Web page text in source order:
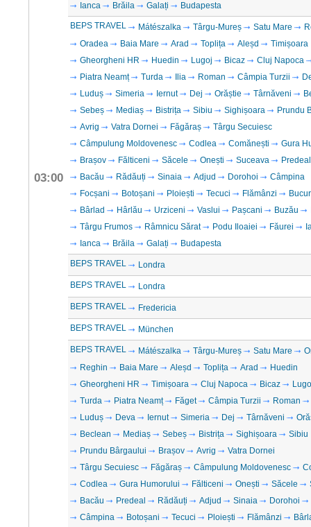
03:00
Ianca
Brăila Galați Budapesta
BEPS TRAVEL Mátészalka Târgu-Mureș Satu Mare
Oradea
Baia Mare Arad Toplița Aleșd
Timișoara
Gheorgheni HR
Huedin Lugoj Bicaz
Cluj Napoca
Piatra Neamț
Turda Ilia Roman Câmpia Turzii
Luduș
Simeria Iernut Dej Orăștie Târnăveni
Sebeș
Mediaș Bistrița Sibiu Sighișoara
Prundu
Avrig
Vatra Dornei Făgăraș
Târgu Secuiesc
Câmpulung Moldovenesc
Codlea Comănești
Gura
Brașov
Fălticeni Săcele Onești Suceava
Predeal
Bacău
Rădăuți Sinaia Adjud Dorohoi
Câmpina
Focșani
Botoșani Ploiești Tecuci Flămânzi
Bârlad
Hârlău Urziceni Vaslui Pașcani Buzău
Târgu Frumos
Râmnicu Sărat Podu Iloaiei Făurei
Ianca
Brăila Galați Budapesta
BEPS TRAVEL Londra
BEPS TRAVEL Londra
BEPS TRAVEL Fredericia
BEPS TRAVEL München
BEPS TRAVEL Mátészalka Târgu-Mureș Satu Mare
Reghin
Baia Mare Aleșd Toplița Arad
Huedin
Gheorgheni HR
Timișoara Cluj Napoca Bicaz
Turda
Piatra Neamț Făget Câmpia Turzii
Roman
Luduș
Deva Iernut Simeria Dej Târnăveni
Beclean
Mediaș Sebeș Bistrița Sighișoara
Sibiu
Prundu Bârgaului
Brașov Avrig
Vatra Dornei
Târgu Secuiesc
Făgăraș Câmpulung Moldovenesc
Codlea
Gura Humorului Fălticeni Onești Săcele
Bacău
Predeal Rădăuți Adjud Sinaia
Dorohoi
Câmpina
Botoșani Tecuci Ploiești Flămânzi